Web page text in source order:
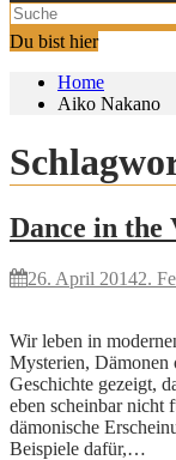
Du bist hier
Home
Aiko Nakano
Dance in the
26. April 20142.
Wir leben in
Mysterien, Dämonen
Geschichte gezeigt,
eben scheinbar nicht
dämonische
Beispiele dafür,…